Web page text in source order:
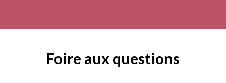
Foire aux questions